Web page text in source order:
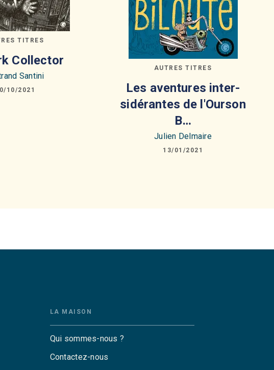
TITRES
Collector
Santini
10/2021
AUTRES TITRES
Les aventures inter-
sidérantes de l'Ourson
B…
Julien Delmaire
13/01/2021
LA MAISON
Qui sommes-nous ?
Contactez-nous